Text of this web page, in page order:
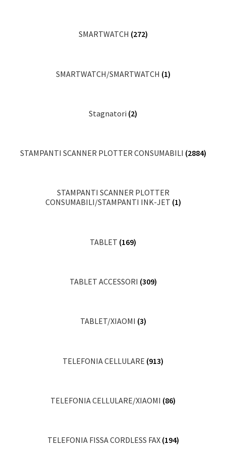
SMARTWATCH (272)
SMARTWATCH/SMARTWATCH (1)
Stagnatori (2)
STAMPANTI SCANNER PLOTTER CONSUMABILI (2884)
STAMPANTI SCANNER PLOTTER
CONSUMABILI/STAMPANTI INK-JET (1)
TABLET (169)
TABLET ACCESSORI (309)
TABLET/XIAOMI (3)
TELEFONIA CELLULARE (913)
TELEFONIA CELLULARE/XIAOMI (86)
TELEFONIA FISSA CORDLESS FAX (194)